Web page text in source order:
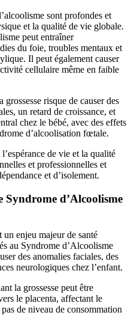
sont profondes et
et la qualité de vie globale.
peut entraîner
du foie, troubles mentaux et
Il peut également causer
cellulaire même en faible
risque de causer des
un retard de croissance, et
chez le bébé, avec des effets
d’alcoolisation fœtale.
de vie et la qualité
et professionnelles et
et d’isolement.
Syndrome d’Alcoolisme
un enjeu majeur de santé
au Syndrome d’Alcoolisme
des anomalies faciales, des
neurologiques chez l’enfant.
la grossesse peut être
le placenta, affectant le
de niveau de consommation